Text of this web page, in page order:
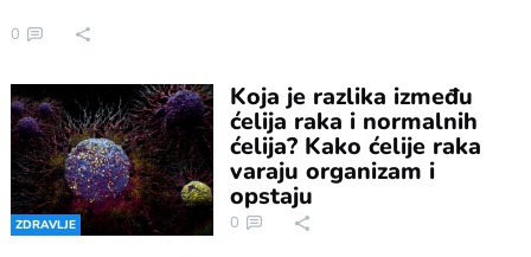
0
ZDRAVLJE
Koja je razlika između
ćelija raka i normalnih
ćelija? Kako ćelije raka
varaju organizam i
opstaju
0